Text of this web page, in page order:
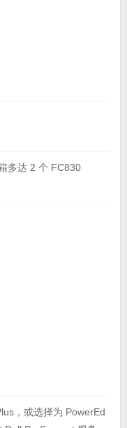
多达 2 个 FC830
，或选择为 PowerEd